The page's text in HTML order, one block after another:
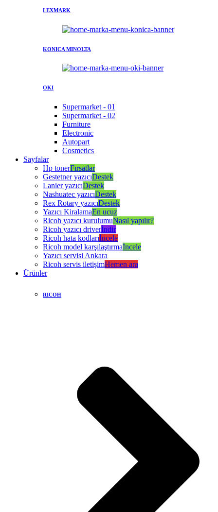
LEXMARK
KONICA MINOLTA
OKI
Supermarket - 01
Supermarket - 02
Furniture
Electronic
Autopart
Cosmetics
Sayfalar
Hp tonerFırsatlar
Gestetner yazıcıDestek
Lanier yazıcıDestek
Nashuatec yazıcıDestek
Rex Rotary yazıcıDestek
Yazıcı KiralamaEn ucuz
Ricoh yazıcı kurulumuNasıl yapılır?
Ricoh yazıcı driverİndir
Ricoh hata kodlarıİncele
Ricoh model karşılaştırmaİncele
Yazıcı servisi Ankara
Ricoh servis iletişimHemen ara
Ürünler
RICOH